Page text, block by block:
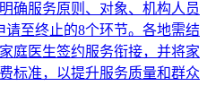
确服务原则、对象、机构人员
至终止的8个环节。各地需结
庭医生签约服务衔接，并将家
标准，以提升服务质量和群众